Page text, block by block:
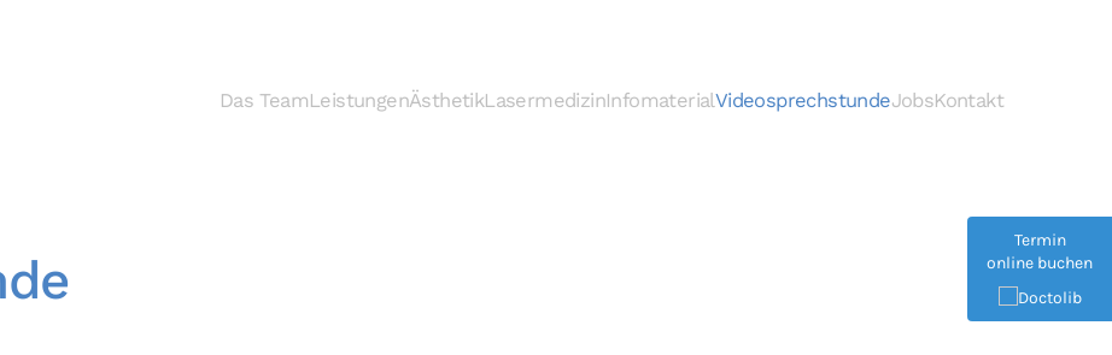
Das TeamLeistungenÄsthetikLasermedizinInfomaterialVideosprechstundeJobsKontakt
Termin
online buchen